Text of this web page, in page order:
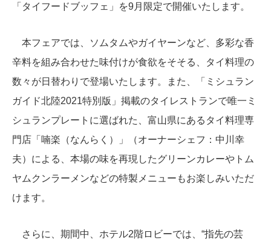
「タイフードブッフェ」を9月限定で開催いたします。
本フェアでは、ソムタムやガイヤーンなど、多彩な香
辛料を組み合わせた味付けが食欲をそそる、タイ料理の
数々が日替わりで登場いたします。また、「ミシュラン
ガイド北陸2021特別版」掲載のタイレストランで唯一ミ
シュランプレートに選ばれた、富山県にあるタイ料理専
門店「喃楽（なんらく）」（オーナーシェフ：中川幸
夫）による、本場の味を再現したグリーンカレーやトム
ヤムクンラーメンなどの特製メニューもお楽しみいただ
けます。
さらに、期間中、ホテル2階ロビーでは、“指先の芸